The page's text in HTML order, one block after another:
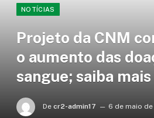
NOTÍCIAS
Projeto da CNM
o aumento das
sangue; saiba mais
De cr2-admin17 6 de maio de